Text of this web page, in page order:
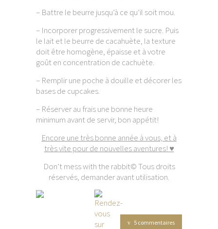
– Battre le beurre jusqu’à ce qu’il soit mou.
– Incorporer progressivement le sucre. Puis
le lait et le beurre de cacahuète, la texture
doit être homogène, épaisse et à votre
goût en concentration de cachuète.
– Remplir une poche à douille et décorer les
bases de cupcakes.
– Réserver au frais une bonne heure
minimum avant de servir, bon appétit!
Encore une très bonne année à vous, et à
très vite pour de nouvelles aventures! ♥
Don’t mess with the rabbit© Tous droits
réservés, demander avant utilisation.
5 commentaires